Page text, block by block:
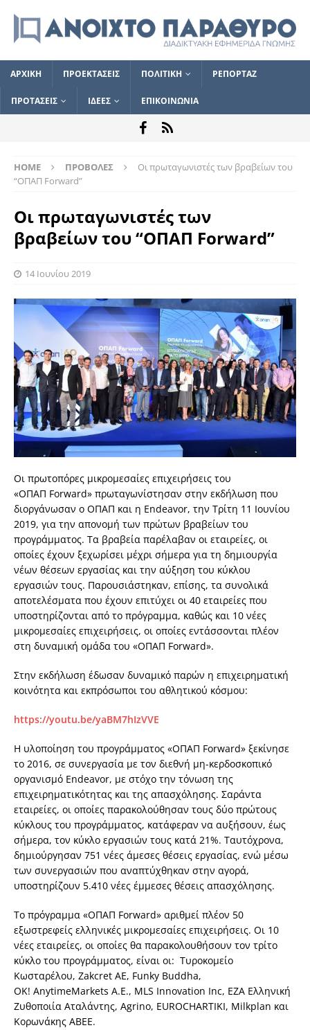
ΑΡΧΙΚΗ ΠΡΟΕΚΤΑΣΕΙΣ ΠΟΛΙΤΙΚΗ ΡΕΠΟΡΤΑΖ
ΠΡΟΤΑΣΕΙΣ ΙΔΕΕΣ ΕΠΙΚΟΙΝΩΝΙΑ
HOME ΠΡΟΒΟΛΕΣ
Οι πρωταγωνιστές των βραβείων του
“ΟΠΑΠ Forward”
Οι πρωταγωνιστές των
βραβείων του “ΟΠΑΠ Forward”
14 Ιουνίου 2019
Οι πρωτοπόρες μικρομεσαίες επιχειρήσεις του
«ΟΠΑΠ Forward» πρωταγωνίστησαν στην εκδήλωση που
διοργάνωσαν ο ΟΠΑΠ και η Endeavor, την Τρίτη 11 Ιουνίου
2019, για την απονομή των πρώτων βραβείων του
προγράμματος. Τα βραβεία παρέλαβαν οι εταιρείες, οι
οποίες έχουν ξεχωρίσει μέχρι σήμερα για τη δημιουργία
νέων θέσεων εργασίας και την αύξηση του κύκλου
εργασιών τους. Παρουσιάστηκαν, επίσης, τα συνολικά
αποτελέσματα που έχουν επιτύχει οι 40 εταιρείες που
υποστηρίζονται από το πρόγραμμα, καθώς και 10 νέες
μικρομεσαίες επιχειρήσεις, οι οποίες εντάσσονται πλέον
στη δυναμική ομάδα του «ΟΠΑΠ Forward».
Στην εκδήλωση έδωσαν δυναμικό παρών η επιχειρηματική
κοινότητα και εκπρόσωποι του αθλητικού κόσμου:
https://youtu.be/yaBM7hIzVVE
Η υλοποίηση του προγράμματος «ΟΠΑΠ Forward» ξεκίνησε
το 2016, σε συνεργασία με τον διεθνή μη-κερδοσκοπικό
οργανισμό Endeavor, με στόχο την τόνωση της
επιχειρηματικότητας και της απασχόλησης. Σαράντα
εταιρείες, οι οποίες παρακολούθησαν τους δύο πρώτους
κύκλους του προγράμματος, κατάφεραν να αυξήσουν, έως
σήμερα, τον κύκλο εργασιών τους κατά 21%. Ταυτόχρονα,
δημιούργησαν 751 νέες άμεσες θέσεις εργασίας, ενώ μέσω
των συνεργασιών που αναπτύχθηκαν στην αγορά,
υποστηρίζουν 5.410 νέες έμμεσες θέσεις απασχόλησης.
Το πρόγραμμα «ΟΠΑΠ Forward» αριθμεί πλέον 50
εξωστρεφείς ελληνικές μικρομεσαίες επιχειρήσεις. Οι 10
νέες εταιρείες, οι οποίες θα παρακολουθήσουν τον τρίτο
κύκλο του προγράμματος, είναι οι: Τυροκομείο
Κωσταρέλου, Zakcret AE, Funky Buddha,
ΟΚ! AnytimeMarkets Α.Ε., MLS Innovation Inc, ΕΖΑ Ελληνική
Ζυθοποιία Αταλάντης, Agrino, EUROCHARTIKI, Milkplan και
Κορωνάκης ΑΒΕΕ.